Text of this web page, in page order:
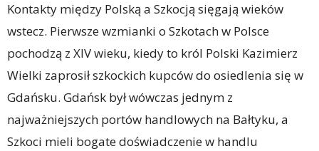
Kontakty między Polską a Szkocją sięgają wieków
wstecz. Pierwsze wzmianki o Szkotach w Polsce
pochodzą z XIV wieku, kiedy to król Polski Kazimierz
Wielki zaprosił szkockich kupców do osiedlenia się w
Gdańsku. Gdańsk był wówczas jednym z
najważniejszych portów handlowych na Bałtyku, a
Szkoci mieli bogate doświadczenie w handlu